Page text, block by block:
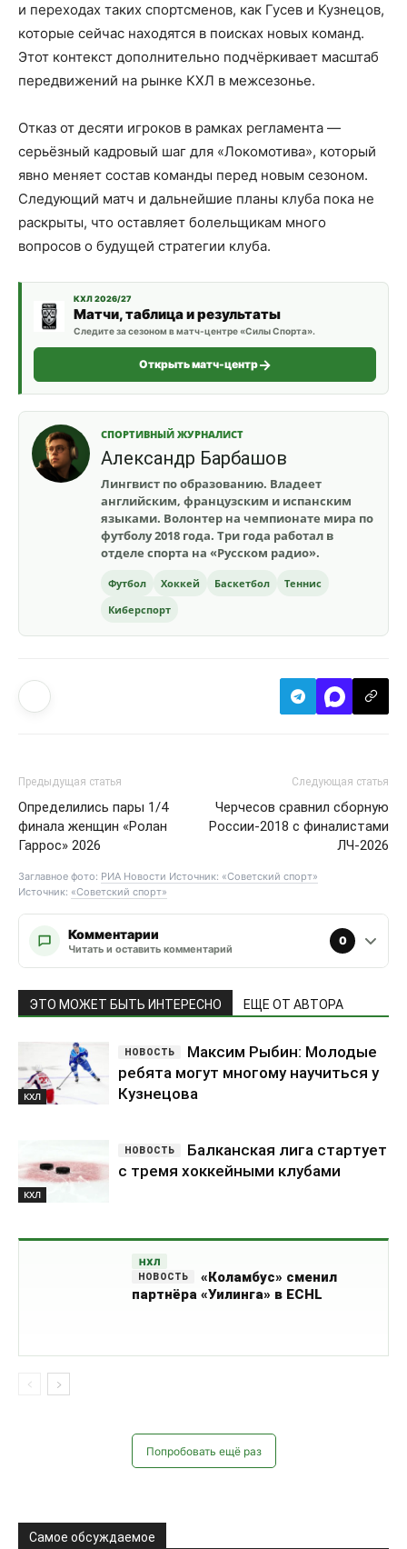
и переходах таких спортсменов, как Гусев и Кузнецов,
которые сейчас находятся в поисках новых команд.
Этот контекст дополнительно подчёркивает масштаб
передвижений на рынке КХЛ в межсезонье.
Отказ от десяти игроков в рамках регламента —
серьёзный кадровый шаг для «Локомотива», который
явно меняет состав команды перед новым сезоном.
Следующий матч и дальнейшие планы клуба пока не
раскрыты, что оставляет болельщикам много
вопросов о будущей стратегии клуба.
КХЛ 2026/27
Матчи, таблица и результаты
Следите за сезоном в матч-центре «Силы Спорта».
Открыть матч-центр
СПОРТИВНЫЙ ЖУРНАЛИСТ
Александр Барбашов
Лингвист по образованию. Владеет
английским, французским и испанским
языками. Волонтер на чемпионате мира по
футболу 2018 года. Три года работал в
отделе спорта на «Русском радио».
Футбол Хоккей Баскетбол
Теннис
Киберспорт
Предыдущая статья
Определились пары 1/4
финала женщин «Ролан
Гаррос» 2026
Следующая статья
Черчесов сравнил сборную
России-2018 с финалистами
ЛЧ-2026
Заглавное фото: РИА Новости Источник: «Советский спорт»
Источник: «Советский спорт»
Комментарии
Читать и оставить комментарий
0
ЭТО МОЖЕТ БЫТЬ ИНТЕРЕСНО ЕЩЕ ОТ АВТОРА
КХЛ
Максим Рыбин: Молодые
ребята могут многому научиться у
Кузнецова
КХЛ
Балканская лига стартует
с тремя хоккейными клубами
НХЛ
«Коламбус» сменил
партнёра «Уилинга» в ECHL
Попробовать ещё раз
Самое обсуждаемое